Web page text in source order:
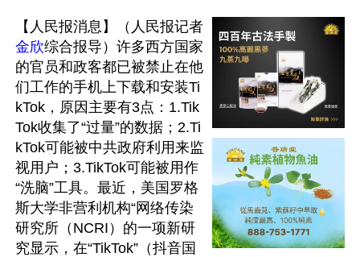
【人民报消息】（人民报记者
金欣综合报导）许多西方国家
的官员和政客都已被禁止在他
们工作的手机上下载和安装Ti
kTok，原因主要有3点：1.Tik
Tok收集了“过量”的数据；2.Ti
kTok可能被中共政府利用来监
视用户；3.TikTok可能被用作
“洗脑”工具。最近，美国罗格
斯大学非营利机构“网络传染
研究所（NCRI）的一项新研
究显示，在“TikTok”（抖音国